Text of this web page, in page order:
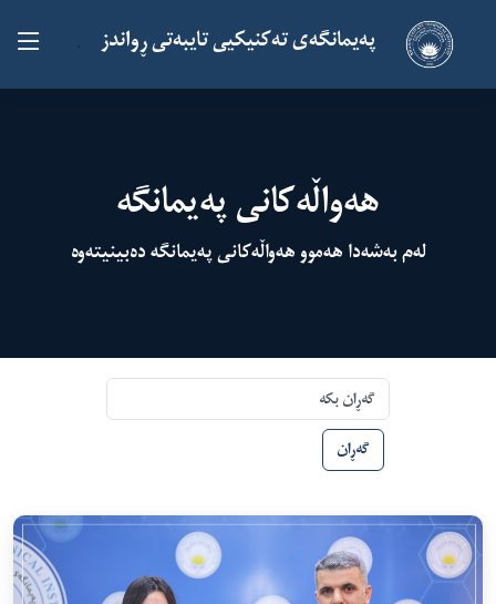
پەیمانگەی تەکنیکیی تایبەتی ڕواندز .
هەواڵەکانی پەیمانگە
لەم بەشەدا هەموو هەواڵەکانی پەیمانگە دەبینیتەوە
گەڕان